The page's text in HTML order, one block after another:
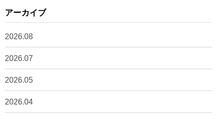
アーカイブ
2026.08
2026.07
2026.05
2026.04